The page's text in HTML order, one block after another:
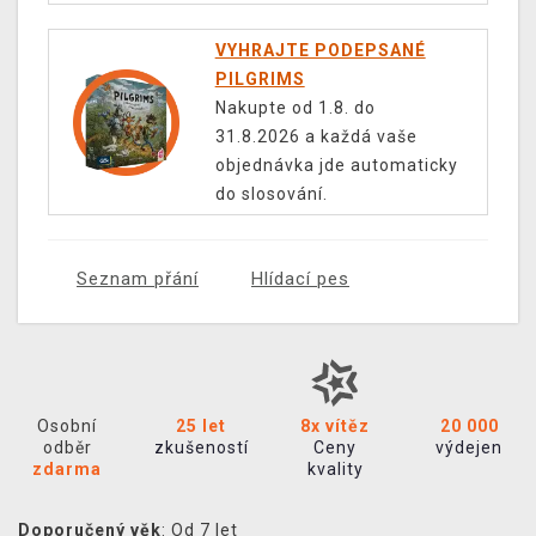
VYHRAJTE PODEPSANÉ
PILGRIMS
Nakupte od 1.8. do
31.8.2026 a každá vaše
objednávka jde automaticky
do slosování.
Seznam přání Hlídací pes
Osobní
odběr
zdarma
25 let
zkušeností
8x vítěz
Ceny
kvality
20 000
výdejen
Doporučený věk: Od 7 let